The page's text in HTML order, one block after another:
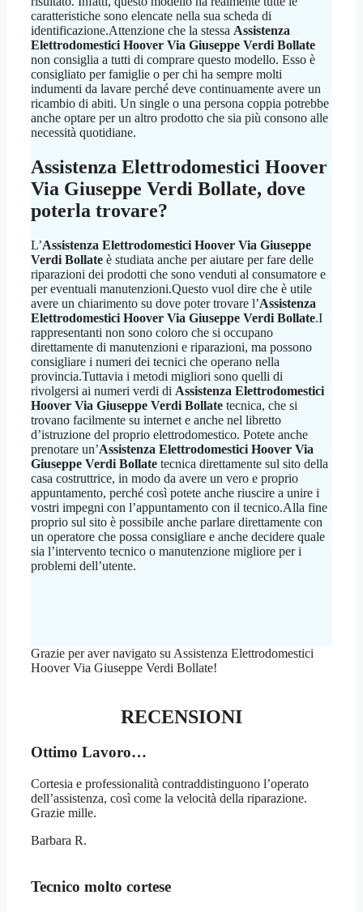
caratteristiche sono elencate nella sua scheda di
identificazione.Attenzione che la stessa Assistenza
Elettrodomestici Hoover Via Giuseppe Verdi Bollate
non consiglia a tutti di comprare questo modello. Esso è
consigliato per famiglie o per chi ha sempre molti
indumenti da lavare perché deve continuamente avere un
ricambio di abiti. Un single o una persona coppia potrebbe
anche optare per un altro prodotto che sia più consono alle
necessità quotidiane.
Assistenza Elettrodomestici Hoover
Via Giuseppe Verdi Bollate, dove
poterla trovare?
L’Assistenza Elettrodomestici Hoover Via Giuseppe
Verdi Bollate è studiata anche per aiutare per fare delle
riparazioni dei prodotti che sono venduti al consumatore e
per eventuali manutenzioni.Questo vuol dire che è utile
avere un chiarimento su dove poter trovare l’Assistenza
Elettrodomestici Hoover Via Giuseppe Verdi Bollate.I
rappresentanti non sono coloro che si occupano
direttamente di manutenzioni e riparazioni, ma possono
consigliare i numeri dei tecnici che operano nella
provincia.Tuttavia i metodi migliori sono quelli di
rivolgersi ai numeri verdi di Assistenza Elettrodomestici
Hoover Via Giuseppe Verdi Bollate tecnica, che si
trovano facilmente su internet e anche nel libretto
d’istruzione del proprio elettrodomestico. Potete anche
prenotare un’Assistenza Elettrodomestici Hoover Via
Giuseppe Verdi Bollate tecnica direttamente sul sito della
casa costruttrice, in modo da avere un vero e proprio
appuntamento, perché così potete anche riuscire a unire i
vostri impegni con l’appuntamento con il tecnico.Alla fine
proprio sul sito è possibile anche parlare direttamente con
un operatore che possa consigliare e anche decidere quale
sia l’intervento tecnico o manutenzione migliore per i
problemi dell’utente.
Grazie per aver navigato su Assistenza Elettrodomestici
Hoover Via Giuseppe Verdi Bollate!
RECENSIONI
Ottimo Lavoro…
Cortesia e professionalità contraddistinguono l’operato
dell’assistenza, così come la velocità della riparazione.
Grazie mille.
Barbara R.
Tecnico molto cortese